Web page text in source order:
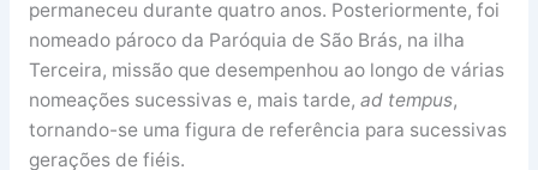
permaneceu durante quatro anos. Posteriormente, foi
nomeado pároco da Paróquia de São Brás, na ilha
Terceira, missão que desempenhou ao longo de várias
nomeações sucessivas e, mais tarde, ad tempus,
tornando-se uma figura de referência para sucessivas
gerações de fiéis.